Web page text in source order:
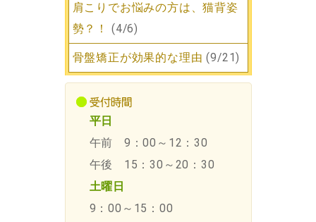
肩こりでお悩みの方は、猫背姿
勢？！
(4/6)
骨盤矯正が効果的な理由 (9/21)
平日
午前
9：00～12：30
午後
15：30～20：30
土曜日
9：00～15：00